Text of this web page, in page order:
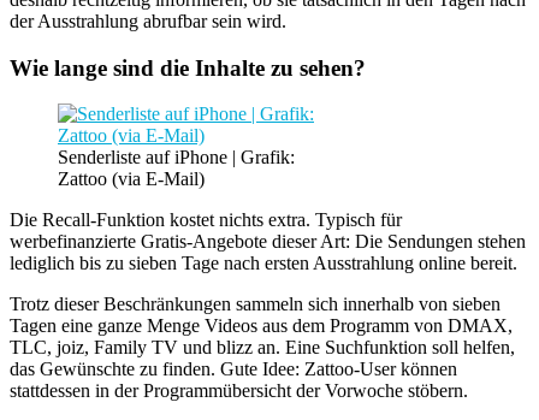
der Ausstrahlung abrufbar sein wird.
Wie lange sind die Inhalte zu sehen?
Senderliste auf iPhone | Grafik:
Zattoo (via E-Mail)
Die Recall-Funktion kostet nichts extra. Typisch für
werbefinanzierte Gratis-Angebote dieser Art: Die Sendungen stehen
lediglich bis zu sieben Tage nach ersten Ausstrahlung online bereit.
Trotz dieser Beschränkungen sammeln sich innerhalb von sieben
Tagen eine ganze Menge Videos aus dem Programm von DMAX,
TLC, joiz, Family TV und blizz an. Eine Suchfunktion soll helfen,
das Gewünschte zu finden. Gute Idee: Zattoo-User können
stattdessen in der Programmübersicht der Vorwoche stöbern.